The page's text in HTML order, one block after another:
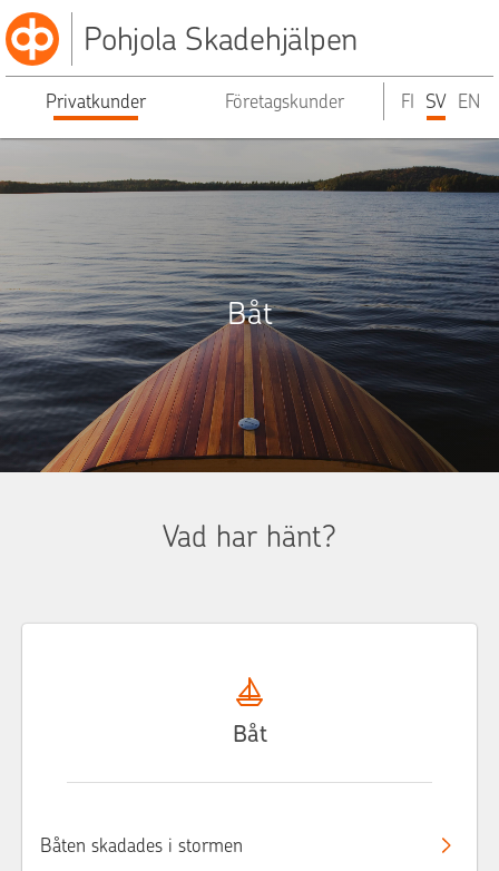
Pohjola Skadehjälpen
Privatkunder Företagskunder FI SV EN
Båt
Vad har hänt?
Båt
Båten skadades i stormen